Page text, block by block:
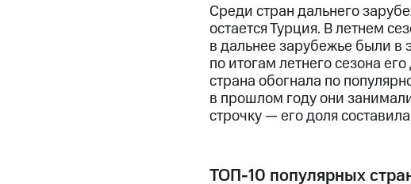
Среди стран дальнего
остается Турция. В летнем
в дальнее зарубежье были в
по итогам летнего сезона
страна обогнала по
в прошлом году они
строчку — его доля
ТОП-10 популярных